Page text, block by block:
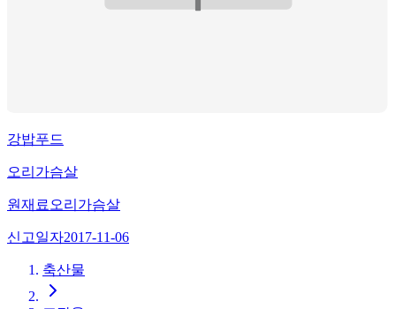
강밥푸드
오리가슴살
원재료 오리가슴살
신고일자2017-11-06
축산물